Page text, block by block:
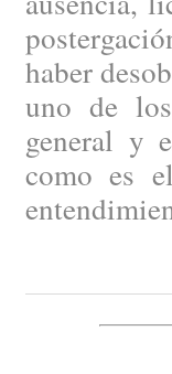
haber
uno de
general y
como es